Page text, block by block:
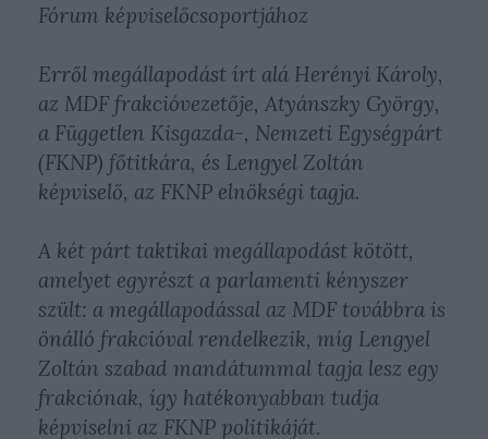
Fórum képviselőcsoportjához
Erről megállapodást írt alá Herényi Károly,
az MDF frakcióvezetője, Atyánszky György,
a Független Kisgazda-, Nemzeti Egységpárt
(FKNP) főtitkára, és Lengyel Zoltán
képviselő, az FKNP elnökségi tagja.
A két párt taktikai megállapodást kötött,
amelyet egyrészt a parlamenti kényszer
szült: a megállapodással az MDF továbbra is
önálló frakcióval rendelkezik, míg Lengyel
Zoltán szabad mandátummal tagja lesz egy
frakciónak, így hatékonyabban tudja
képviselni az FKNP politikáját.